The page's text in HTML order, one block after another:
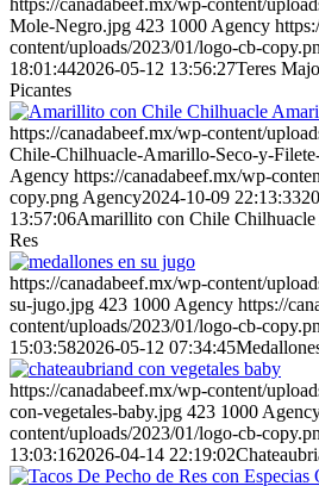
https://canadabeef.mx/wp-content/
Mole-Negro.jpg 423 1000 Agency
content/uploads/2023/01/logo-cb-
18:01:442026-05-12 13:56:27Teres
Picantes
https://canadabeef.mx/wp-content/
Chile-Chilhuacle-Amarillo-Seco-y-
Agency https://canadabeef.mx/wp-
copy.png Agency2024-10-09 22:13:33
13:57:06Amarillito con Chile
Res
https://canadabeef.mx/wp-content/
su-jugo.jpg 423 1000 Agency https://
content/uploads/2023/01/logo-cb-
15:03:582026-05-12 07:34:45
https://canadabeef.mx/wp-content/
con-vegetales-baby.jpg 423 1000
content/uploads/2023/01/logo-cb-
13:03:162026-04-14 22:19:02